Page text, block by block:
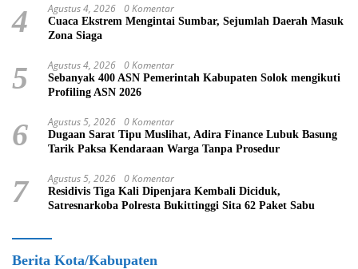
4 Agustus 4, 2026 0 Komentar
Cuaca Ekstrem Mengintai Sumbar, Sejumlah Daerah Masuk
Zona Siaga
5 Agustus 4, 2026 0 Komentar
Sebanyak 400 ASN Pemerintah Kabupaten Solok mengikuti
Profiling ASN 2026
6 Agustus 5, 2026 0 Komentar
Dugaan Sarat Tipu Muslihat, Adira Finance Lubuk Basung
Tarik Paksa Kendaraan Warga Tanpa Prosedur
7 Agustus 5, 2026 0 Komentar
Residivis Tiga Kali Dipenjara Kembali Diciduk,
Satresnarkoba Polresta Bukittinggi Sita 62 Paket Sabu
Berita Kota/Kabupaten